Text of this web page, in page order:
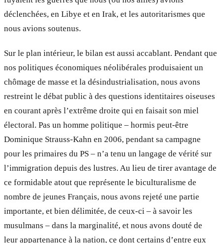
déclenchées, en Libye et en Irak, et les autoritarismes que
nous avions soutenus.
Sur le plan intérieur, le bilan est aussi accablant. Pendant que
nos politiques économiques néolibérales produisaient un
chômage de masse et la désindustrialisation, nous avons
restreint le débat public à des questions identitaires oiseuses
en courant après l’extrême droite qui en faisait son miel
électoral. Pas un homme politique – hormis peut-être
Dominique Strauss-Kahn en 2006, pendant sa campagne
pour les primaires du PS – n’a tenu un langage de vérité sur
l’immigration depuis des lustres. Au lieu de tirer avantage de
ce formidable atout que représente le biculturalisme de
nombre de jeunes Français, nous avons rejeté une partie
importante, et bien délimitée, de ceux-ci – à savoir les
musulmans – dans la marginalité, et nous avons douté de
leur appartenance à la nation, ce dont certains d’entre eux